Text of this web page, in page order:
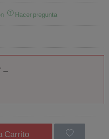
Hacer pregunta
Carrito